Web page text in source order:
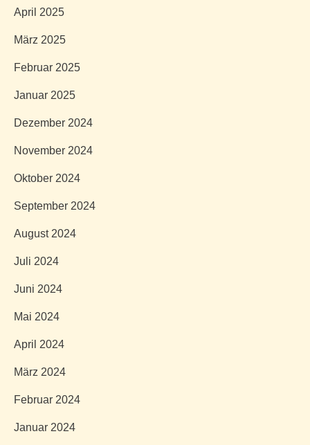
April 2025
März 2025
Februar 2025
Januar 2025
Dezember 2024
November 2024
Oktober 2024
September 2024
August 2024
Juli 2024
Juni 2024
Mai 2024
April 2024
März 2024
Februar 2024
Januar 2024